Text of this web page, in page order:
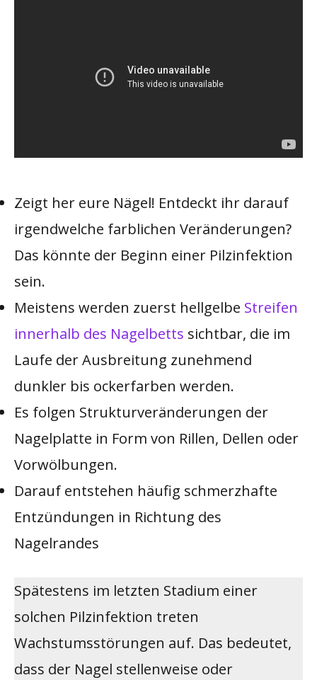
Zeigt her eure Nägel! Entdeckt ihr darauf
irgendwelche farblichen Veränderungen?
Das könnte der Beginn einer Pilzinfektion
sein.
Meistens werden zuerst hellgelbe Streifen
innerhalb des Nagelbetts sichtbar, die im
Laufe der Ausbreitung zunehmend
dunkler bis ockerfarben werden.
Es folgen Strukturveränderungen der
Nagelplatte in Form von Rillen, Dellen oder
Vorwölbungen.
Darauf entstehen häufig schmerzhafte
Entzündungen in Richtung des
Nagelrandes
Spätestens im letzten Stadium einer
solchen Pilzinfektion treten
Wachstumsstörungen auf. Das bedeutet,
dass der Nagel stellenweise oder